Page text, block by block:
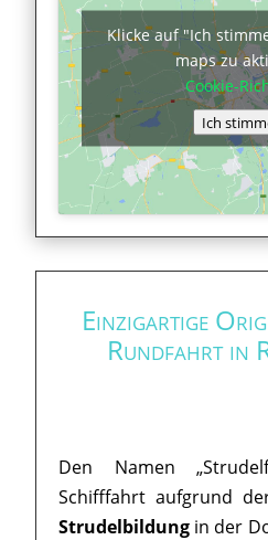
Klicke auf "Ich
maps zu
Cookie-
Ich
Einzigartige
Rundfahrt in
Den Namen
Schifffahrt aufgrund
Strudelbildung in der